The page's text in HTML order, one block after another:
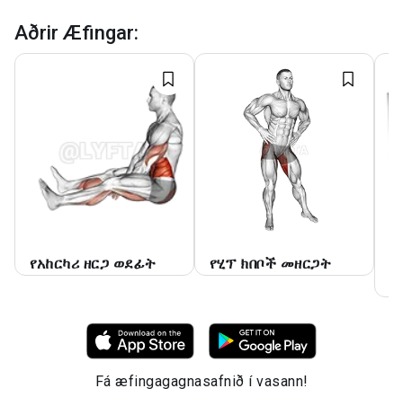
Aðrir Æfingar:
የአከርካሪ ዘርጋ ወደፊት የሂፕ ክበቦች መዘርጋት
Fá æfingagagnasafnið í vasann!